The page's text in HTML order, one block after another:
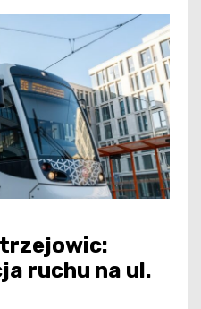
ruchu na ul.